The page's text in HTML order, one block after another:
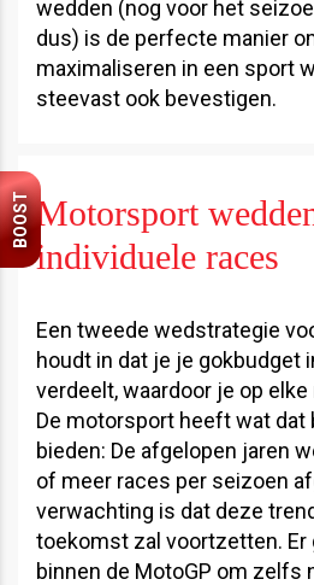
BOOST
wedden (nog voor het
dus) is de perfecte manier
maximaliseren in een sport
steevast ook bevestigen.
Motorsport
individuele races
Een tweede wedstrategie
houdt in dat je je gokbudget
verdeelt, waardoor je op
De motorsport heeft wat
bieden: De afgelopen jaren
of meer races per seizoen
verwachting is dat deze
toekomst zal voortzetten. Er
binnen de MotoGP om zelfs